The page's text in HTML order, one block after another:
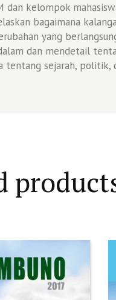
dan kelompok
bagaimana
yang
dan mendetail
tentang sejarah, politik,